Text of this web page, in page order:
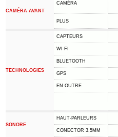
CAMÉRA AVANT
CAMÉRA
PLUS
TECHNOLOGIES
CAPTEURS
WI-FI
BLUETOOTH
GPS
EN OUTRE
SONORE
HAUT-PARLEURS
CONECTOR 3,5MM